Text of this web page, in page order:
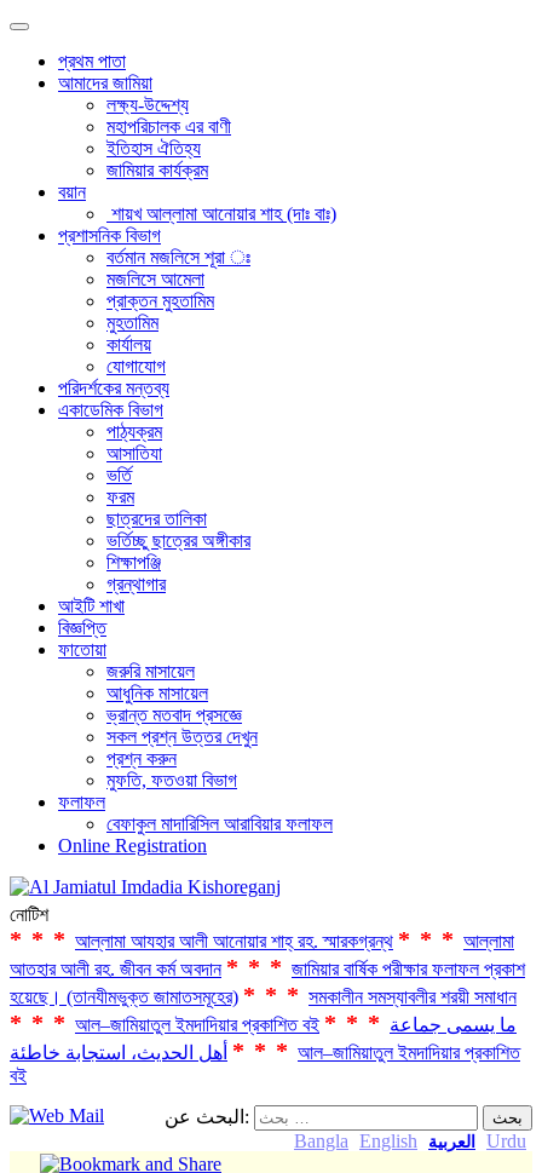
প্রথম পাতা
আমাদের জামিয়া
লক্ষ্য-উদ্দেশ্য
মহাপরিচালক এর বাণী
ইতিহাস ঐতিহ্য
জামিয়ার কার্যক্রম
বয়ান
শায়খ আল্লামা আনোয়ার শাহ (দাঃ বাঃ)
প্রশাসনিক বিভাগ
বর্তমান মজলিসে শূরা ঃ
মজলিসে আমেলা
প্রাক্তন মুহতামিম
মুহতামিম
কার্যালয়
যোগাযোগ
পরিদর্শকের মন্তব্য
একাডেমিক বিভাগ
পাঠ্যক্রম
আসাতিযা
ভর্তি
ফরম
ছাত্রদের তালিকা
ভর্তিচ্ছু ছাত্রের অঙ্গীকার
শিক্ষাপঞ্জি
গ্রন্থাগার
আইটি শাখা
বিজ্ঞপ্তি
ফাতোয়া
জরুরি মাসায়েল
আধুনিক মাসায়েল
ভ্রান্ত মতবাদ প্রসজ্ঞে
সকল প্রশ্ন উত্তর দেখুন
প্রশ্ন করুন
মুফতি, ফতওয়া বিভাগ
ফলাফল
বেফাকুল মাদারিসিল আরাবিয়ার ফলাফল
Online Registration
নোটিশ
*** আল্লামা আযহার আলী আনোয়ার শাহ্‌ রহ. স্মারকগ্রন্থ *** আল্লামা
আতহার আলী রহ. জীবন কর্ম অবদান *** জামিয়ার বার্ষিক পরীক্ষার ফলাফল প্রকাশ
হয়েছে। (তানযীমভুক্ত জামাতসমূহের) *** সমকালীন সমস্যাবলীর শরয়ী সমাধান
*** আল–জামিয়াতুল ইমদাদিয়ার প্রকাশিত বই *** ما يسمى جماعة
أهل الحديث، استجابة خاطئة *** আল–জামিয়াতুল ইমদাদিয়ার প্রকাশিত
বই
البحث عن:
Bangla English العربية Urdu